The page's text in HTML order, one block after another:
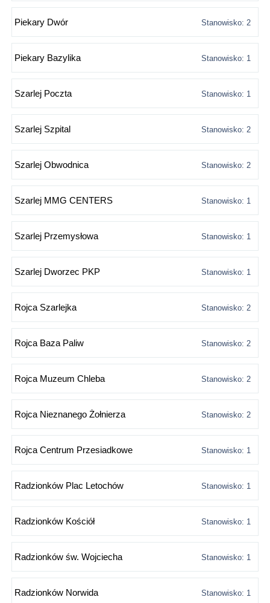
Piekary Dwór Stanowisko: 2
Piekary Bazylika Stanowisko: 1
Szarlej Poczta Stanowisko: 1
Szarlej Szpital Stanowisko: 2
Szarlej Obwodnica Stanowisko: 2
Szarlej MMG CENTERS Stanowisko: 1
Szarlej Przemysłowa Stanowisko: 1
Szarlej Dworzec PKP Stanowisko: 1
Rojca Szarlejka Stanowisko: 2
Rojca Baza Paliw Stanowisko: 2
Rojca Muzeum Chleba Stanowisko: 2
Rojca Nieznanego Żołnierza Stanowisko: 2
Rojca Centrum Przesiadkowe Stanowisko: 1
Radzionków Plac Letochów Stanowisko: 1
Radzionków Kościół Stanowisko: 1
Radzionków św. Wojciecha Stanowisko: 1
Radzionków Norwida Stanowisko: 1